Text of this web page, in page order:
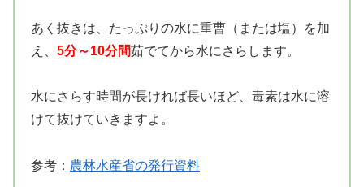
あく抜きは、たっぷりの水に重曹（または塩）を加
え、 5分～10分間茹でてから水にさらします。
水にさらす時間が長ければ長いほど、毒素は水に溶
けて抜けていきますよ。
参考： 農林水産省の発行資料